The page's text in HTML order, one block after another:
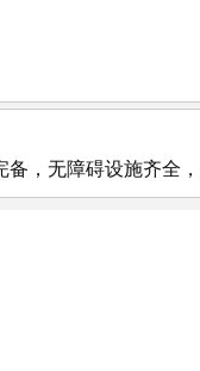
，无障碍设施齐全